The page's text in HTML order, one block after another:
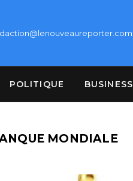
POLITIQUE BUSINESS
MONDIALE